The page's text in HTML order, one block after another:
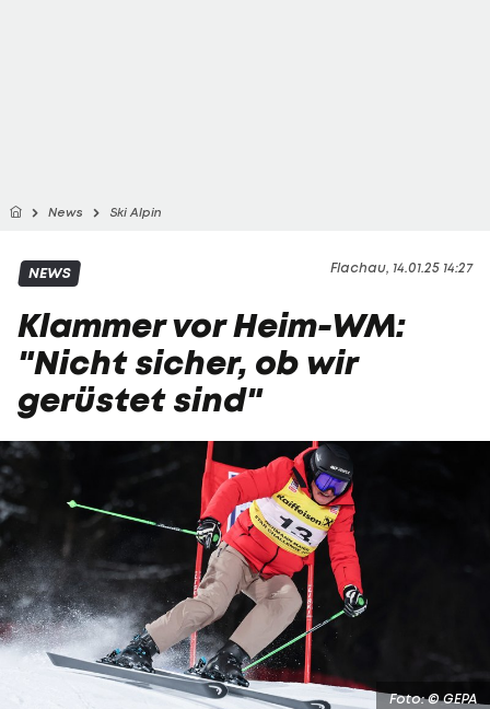
News Ski Alpin
Flachau, 14.01.25 14:27
NEWS
Klammer vor Heim-WM:
"Nicht sicher, ob wir
gerüstet sind"
Foto: © GEPA